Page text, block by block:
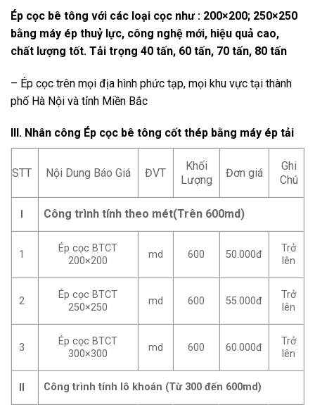
Ép cọc bê tông với các loại cọc như : 200×200; 250×250
bằng máy ép thuỷ lực, công nghệ mới, hiệu quả cao,
chất lượng tốt. Tải trọng 40 tấn, 60 tấn, 70 tấn, 80 tấn
– Ép cọc trên mọi địa hình phức tạp, mọi khu vực tại thành
phố Hà Nội và tỉnh Miền Bắc
III. Nhân công Ép cọc bê tông cốt thép bằng máy ép tải
STT Nội Dung Báo Giá ĐVT
Khối
Lượng
Đơn giá
Ghi
Chú
Công trình tính theo mét(Trên 600md)
1
Ép cọc BTCT
200×200
md 600 50.000đ
Trở
lên
2
Ép cọc BTCT
250×250
md 600 55.000đ
Trở
lên
3
Ép cọc BTCT
300×300
md 600 60.000đ
Trở
lên
Công trình tính lô khoán (Từ 300 đến 600md)